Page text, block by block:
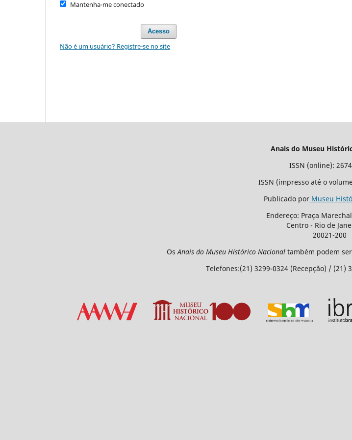
Mantenha-me conectado
Acesso
Não é um usuário? Registre-se no site
Anais do Museu
ISSN (online):
ISSN (impresso até o
Publicado porMuseu
Endereço: Praça
Centro - Rio de
20021-200
OsAnais do Museu Histórico Nacionaltambém podem
Telefones:(21) 3299-0324 (Recepção) / (21)